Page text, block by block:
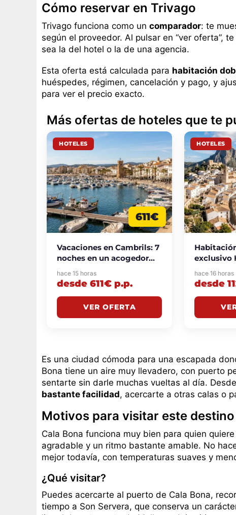
Cómo reservar en Trivago
Trivago funciona como un comparador: te
según el proveedor. Al pulsar en “ver oferta”,
sea la del hotel o la de una agencia.
Esta oferta está calculada para habitación
huéspedes, régimen, cancelación y pago, y
para ver el precio exacto.
Más ofertas de hoteles que te
HOTELES
611€
Vacaciones en Cambrils: 7
noches en un acogedor
aparthotel a pie de playa
desde 611€ p.p.
hace 15 horas
desde 611€ p.p.
VER OFERTA
HOTELES
exclusivo
Asia
112€ p.p./
hace 16 horas
desde
Es una ciudad cómoda para una escapada
Bona tiene un aire muy llevadero, con puerto
sentarte sin darle muchas vueltas al día.
bastante facilidad, acercarte a otras calas o
Motivos para visitar este destino
Cala Bona funciona muy bien para quien
agradable y un ritmo bastante amable. No
mejor todavía, con temperaturas suaves y
¿Qué visitar?
Puedes acercarte al puerto de Cala Bona,
tiempo a Son Servera, que conserva un